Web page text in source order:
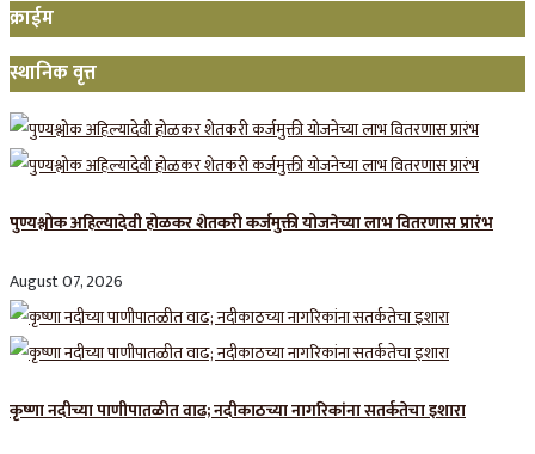
क्राईम
स्थानिक वृत्त
पुण्यश्लोक अहिल्यादेवी होळकर शेतकरी कर्जमुक्ती योजनेच्या लाभ वितरणास प्रारंभ
August 07, 2026
कृष्णा नदीच्या पाणीपातळीत वाढ; नदीकाठच्या नागरिकांना सतर्कतेचा इशारा